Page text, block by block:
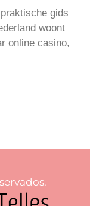
gids
woont
online casino,